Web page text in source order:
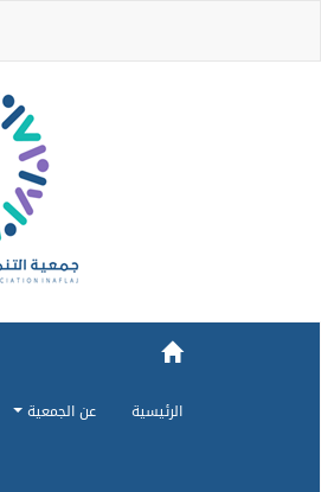
الرئيسية عن الجمعية